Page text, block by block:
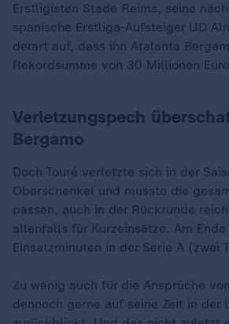
Erstligisten Stade Reims, seine
spanische Erstliga-Aufsteiger UD
derart auf, dass ihn Atalanta
Rekordsumme von 30 Millionen
Verletzungspech
Bergamo
Doch Touré verletzte sich in der
Oberschenkel und musste die
passen, auch in der Rückrunde
allenfalls für Kurzeinsätze. Am
Einsatzminuten in der Serie A (zwei
Zu wenig auch für die Ansprüche
dennoch gerne auf seine Zeit in der